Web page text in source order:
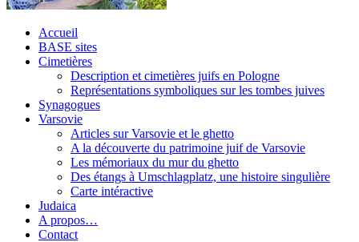
Accueil
BASE sites
Cimetières
Description et cimetières juifs en Pologne
Représentations symboliques sur les tombes juives
Synagogues
Varsovie
Articles sur Varsovie et le ghetto
A la découverte du patrimoine juif de Varsovie
Les mémoriaux du mur du ghetto
Des étangs à Umschlagplatz, une histoire singulière
Carte intéractive
Judaica
A propos…
Contact